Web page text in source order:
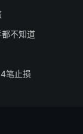
不知道
笔止损